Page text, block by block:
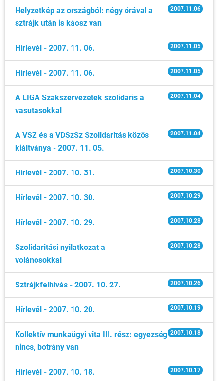
2007.11.06
Helyzetkép az országból: négy órával a
sztrájk után is káosz van
2007.11.05
Hírlevél - 2007. 11. 06.
2007.11.05
Hírlevél - 2007. 11. 06.
2007.11.04
A LIGA Szakszervezetek szolidáris a
vasutasokkal
2007.11.04
A VSZ és a VDSzSz Szolidaritás közös
kiáltványa - 2007. 11. 05.
2007.10.30
Hírlevél - 2007. 10. 31.
2007.10.29
Hírlevél - 2007. 10. 30.
2007.10.28
Hírlevél - 2007. 10. 29.
2007.10.28
Szolidaritási nyilatkozat a
volánosokkal
2007.10.26
Sztrájkfelhívás - 2007. 10. 27.
2007.10.19
Hírlevél - 2007. 10. 20.
2007.10.18
Kollektív munkaügyi vita III. rész: egyezség
nincs, botrány van
2007.10.17
Hírlevél - 2007. 10. 18.